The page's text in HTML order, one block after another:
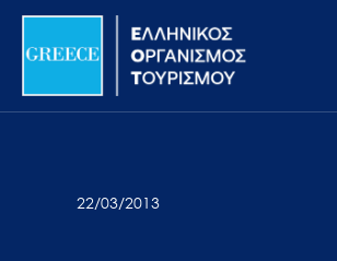
Σημείωση:
ιστότοπος
προσβασιμότητας.
Μετάβαση
περιεχόμενο
22/03/2013